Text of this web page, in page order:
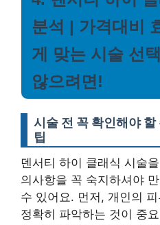
분석 | 가격대비
게 맞는 시술 선
않으려면!
시술 전 꼭 확인해야
팁
덴서티 하이 클래식 시술
의사항을 꼭 숙지하셔야
수 있어요. 먼저, 개인의
정확히 파악하는 것이 중